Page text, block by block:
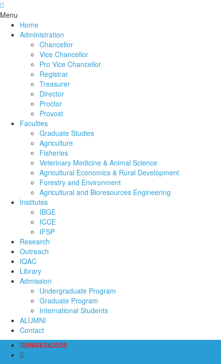
Menu
Home
Administration
Chancellor
Vice Chancellor
Pro Vice Chancellor
Registrar
Treasurer
Director
Proctor
Provost
Faculties
Graduate Studies
Agriculture
Fisheries
Veterinary Medicine & Animal Science
Agricultural Economics & Rural Development
Forestry and Environment
Agricultural and Bioresources Engineering
Institutes
IBGE
ICCE
IFSP
Research
Outreach
IQAC
Library
Admission
Undergraduate Program
Graduate Program
International Students
ALUMNI
Contact
09666342058